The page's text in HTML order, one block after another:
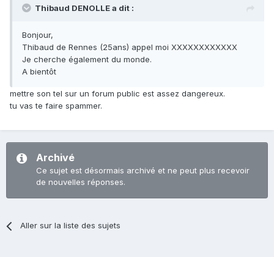
Thibaud DENOLLE a dit :
Bonjour,
Thibaud de Rennes (25ans) appel moi XXXXXXXXXXXX
Je cherche également du monde.
A bientôt
mettre son tel sur un forum public est assez dangereux.
tu vas te faire spammer.
Archivé
Ce sujet est désormais archivé et ne peut plus recevoir
de nouvelles réponses.
Aller sur la liste des sujets